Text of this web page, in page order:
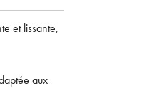
et lissante,
aux